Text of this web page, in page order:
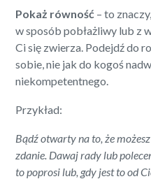
Pokaż równość – to
w sposób pobłażliwy lub z
Ci się zwierza. Podejdź do
sobie, nie jak do kogoś
niekompetentnego.
Przykład:
Bądź otwarty na to, że
zdanie. Dawaj rady lub
to poprosi lub, gdy jest to od